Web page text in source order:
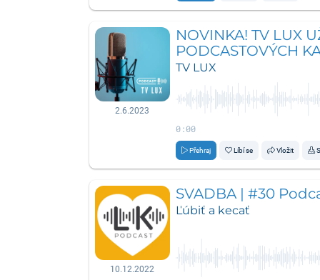
2.6.2023
NOVINKA! TV LUX
PODCASTOVÝCH
TV LUX
0:00
Přehraj Líbí se Vložit
10.12.2022
SVADBA | #30
Ľúbiť a kecať